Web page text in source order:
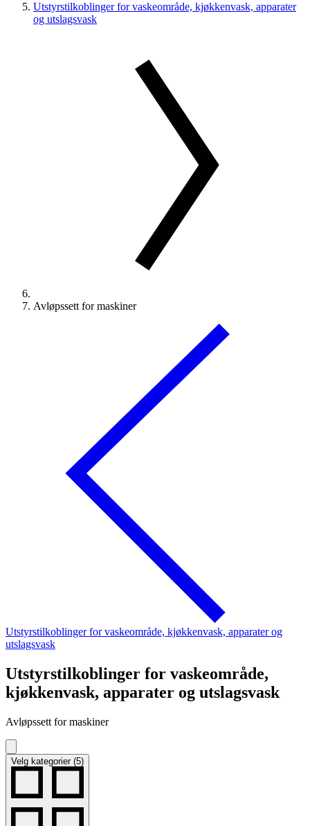
Utstyrstilkoblinger for vaskeområde, kjøkkenvask, apparater
og utslagsvask
Avløpssett for maskiner
Utstyrstilkoblinger for vaskeområde, kjøkkenvask, apparater og
utslagsvask
Utstyrstilkoblinger for vaskeområde,
kjøkkenvask, apparater og utslagsvask
Avløpssett for maskiner
Velg kategorier (5)